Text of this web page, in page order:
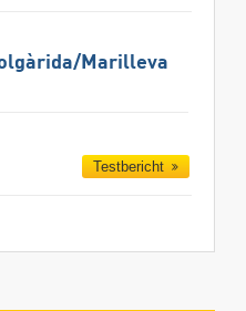
​Marilleva
Testbericht